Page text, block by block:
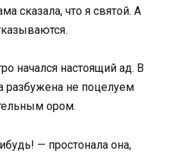
сказала, что я святой. А
начался настоящий ад. В
разбужена не поцелуем
ором.
— простонала она,